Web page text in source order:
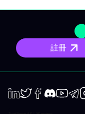
訊、閱讀後，立即知道
裏擔心雜亂、沒有多餘
有生活、沒辦法一整天
市場訊息 明確情境與重
劃 操作架構預先設好：
開盤不再摸索，你已經
場回顧 以資金流、流動
非外界雜音。 IVLite 典
晨間簡報 盤前訂下今日
位、預設劇本、以及無
註冊